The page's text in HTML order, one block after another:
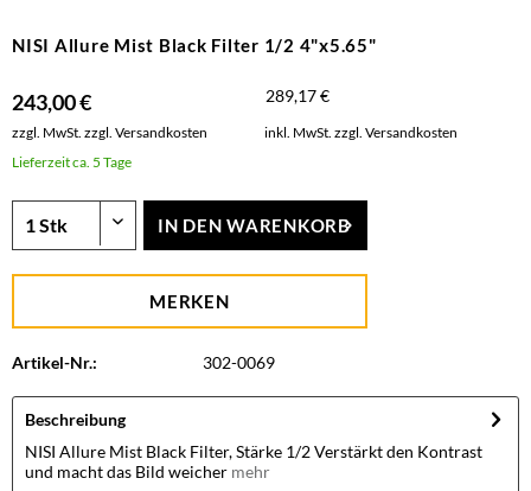
NISI Allure Mist Black Filter 1/2 4"x5.65"
243,00 € 289,17 €
zzgl. MwSt. zzgl. Versandkosten inkl. MwSt. zzgl. Versandkosten
Lieferzeit ca. 5 Tage
IN DEN WARENKORB
MERKEN
Artikel-Nr.: 302-0069
Beschreibung
NISI Allure Mist Black Filter, Stärke 1/2 Verstärkt den Kontrast
und macht das Bild weicher mehr